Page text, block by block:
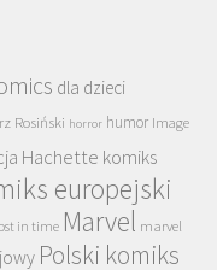
dla dzieci
Rosiński horror humor Image
Hachette komiks
europejski
in time Marvel marvel
Polski komiks